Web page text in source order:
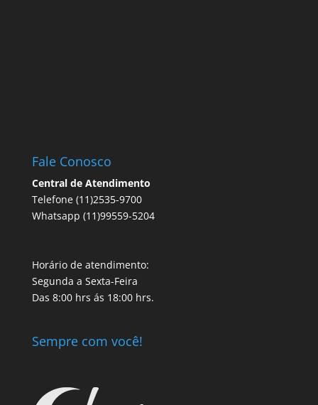
Fale Conosco
Central de Atendimento
Telefone (11)2535-9700
Whatsapp (11)99559-5204
Horário de atendimento:
Segunda a Sexta-Feira
Das 8:00 hrs ás 18:00 hrs.
Sempre com você!